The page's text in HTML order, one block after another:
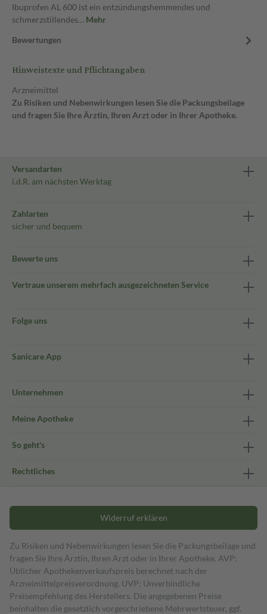
Ibuprofen AL 600 ist ein entzündungshemmendes und
schmerzstillendes… Mehr
Bewertungen
Hinweistexte und Pflichtangaben
Arzneimittel
Zu Risiken und Nebenwirkungen lesen Sie die Packungsbeilage
und fragen Sie Ihre Ärztin, Ihren Arzt oder in Ihrer Apotheke.
Versandarten
i.d.R. am nächsten Werktag
Zahlarten
sicher und bequem
Bewerte uns
Vertraue unserem mehrfach ausgezeichneten Service
Folge uns
Sanicare App
Unternehmen
Meine Apotheke
So geht's
Rechtliches
Widerruf erklären
Zu Risiken und Nebenwirkungen lesen Sie die Packungsbeilage und
fragen Sie Ihre Ärztin, Ihren Arzt oder in Ihrer Apotheke. AVP:
Üblicher Apothekenverkaufspreis berechnet nach der
Arzneimittelpreisverordnung. UVP: Unverbindliche
Preisempfehlung des Herstellers. Die angegebenen Preise
beinhalten die gesetzlich vorgeschriebene Mehrwertsteuer, ggf.